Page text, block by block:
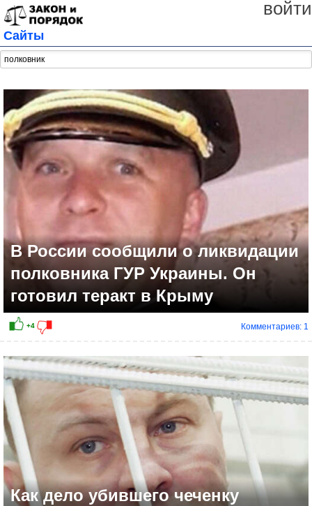
войти
Сайты
В России сообщили о ликвидации
полковника ГУР Украины. Он
готовил теракт в Крыму
Комментариев: 1
Как дело убившего чеченку